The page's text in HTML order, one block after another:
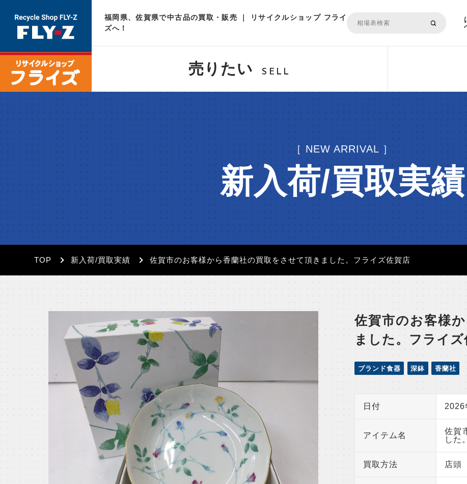
福岡県、佐賀県で中古品の買取・販売 ｜ リサイクルショップ フライ
ズへ！
売りたい SELL
［ NEW ARRIVAL ］
新入荷/買取実績
TOP 新入荷/買取実績 佐賀市のお客様から香蘭社の買取をさせて頂きました。フライズ佐賀店
佐賀市のお客様
ました。フライズ
ブランド食器 深鉢 香蘭社
日付 2026
アイテム名
佐賀
した
買取方法 店頭